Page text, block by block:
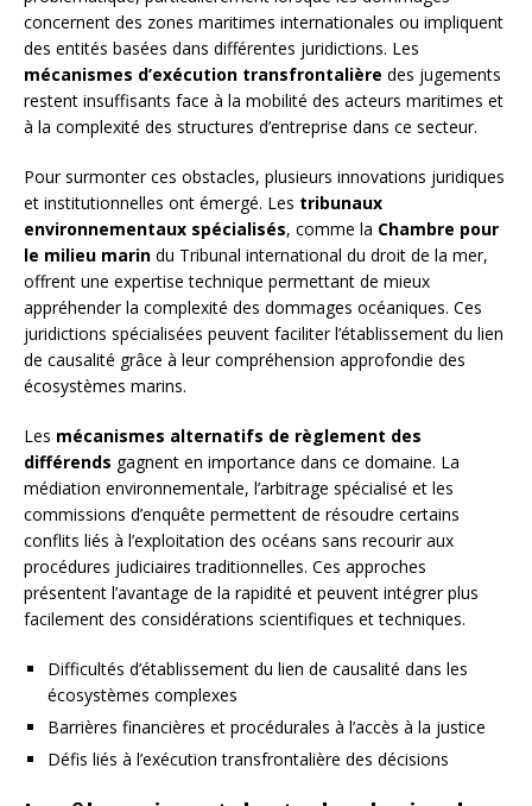
concernent des zones maritimes internationales ou impliquent
des entités basées dans différentes juridictions. Les
mécanismes d’exécution transfrontalière des jugements
restent insuffisants face à la mobilité des acteurs maritimes et
à la complexité des structures d’entreprise dans ce secteur.
Pour surmonter ces obstacles, plusieurs innovations juridiques
et institutionnelles ont émergé. Les tribunaux
environnementaux spécialisés, comme la Chambre pour
le milieu marin du Tribunal international du droit de la mer,
offrent une expertise technique permettant de mieux
appréhender la complexité des dommages océaniques. Ces
juridictions spécialisées peuvent faciliter l’établissement du lien
de causalité grâce à leur compréhension approfondie des
écosystèmes marins.
Les mécanismes alternatifs de règlement des
différends gagnent en importance dans ce domaine. La
médiation environnementale, l’arbitrage spécialisé et les
commissions d’enquête permettent de résoudre certains
conflits liés à l’exploitation des océans sans recourir aux
procédures judiciaires traditionnelles. Ces approches
présentent l’avantage de la rapidité et peuvent intégrer plus
facilement des considérations scientifiques et techniques.
Difficultés d’établissement du lien de causalité dans les
écosystèmes complexes
Barrières financières et procédurales à l’accès à la justice
Défis liés à l’exécution transfrontalière des décisions